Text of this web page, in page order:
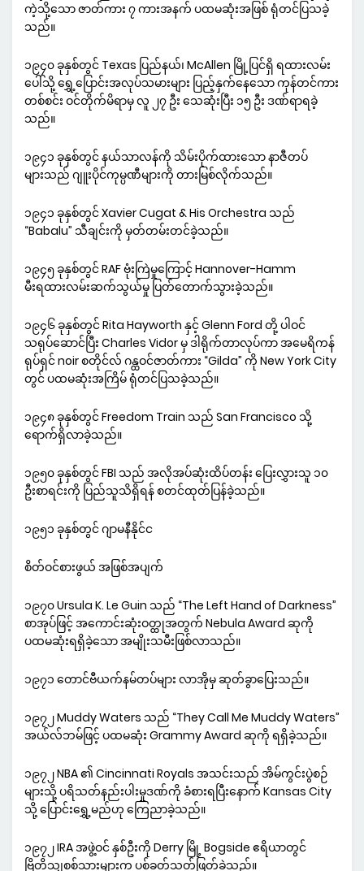
ကဲ့သို့သော ဇာတ်ကား ၇ ကားအနက် ပထမဆုံးအဖြစ် ရုံတင်ပြသခဲ့
သည်။
၁၉၄၀ ခုနှစ်တွင် Texas ပြည်နယ်၊ McAllen မြို့ပြင်ရှိ ရထားလမ်း
ပေါ်သို့ ရွှေ့ပြောင်းအလုပ်သမားများ ပြည့်နှက်နေသော ကုန်တင်ကား
တစ်စင်း ဝင်တိုက်မိရာမှ လူ ၂၇ ဦး သေဆုံးပြီး ၁၅ ဦး ဒဏ်ရာရခဲ့
သည်။
၁၉၄၁ ခုနှစ်တွင် နယ်သာလန်ကို သိမ်းပိုက်ထားသော နာဇီတပ်
များသည် ဂျူးပိုင်ကုမ္ပဏီများကို တားမြစ်လိုက်သည်။
၁၉၄၁ ခုနှစ်တွင် Xavier Cugat & His Orchestra သည်
“Babalu” သီချင်းကို မှတ်တမ်းတင်ခဲ့သည်။
၁၉၄၅ ခုနှစ်တွင် RAF ဗုံးကြဲမှုကြောင့် Hannover-Hamm
မီးရထားလမ်းဆက်သွယ်မှု ပြတ်တောက်သွားခဲ့သည်။
၁၉၄၆ ခုနှစ်တွင် Rita Hayworth နှင့် Glenn Ford တို့ ပါဝင်
သရုပ်ဆောင်ပြီး Charles Vidor မှ ဒါရိုက်တာလုပ်ကာ အမေရိကန်
ရုပ်ရှင် noir စတိုင်လ် ဂန္ထဝင်ဇာတ်ကား “Gilda” ကို New York City
တွင် ပထမဆုံးအကြိမ် ရုံတင်ပြသခဲ့သည်။
၁၉၄၈ ခုနှစ်တွင် Freedom Train သည် San Francisco သို့
ရောက်ရှိလာခဲ့သည်။
၁၉၅၀ ခုနှစ်တွင် FBI သည် အလိုအပ်ဆုံးထိပ်တန်း ပြေးလွှားသူ ၁၀
ဦးစာရင်းကို ပြည်သူသိရှိရန် စတင်ထုတ်ပြန်ခဲ့သည်။
၁၉၅၁ ခုနှစ်တွင် ဂျာမနီနိုင်င
စိတ်ဝင်စားဖွယ် အဖြစ်အပျက်
၁၉၇၀ Ursula K. Le Guin သည် “The Left Hand of Darkness”
စာအုပ်ဖြင့် အကောင်းဆုံးဝတ္ထုအတွက် Nebula Award ဆုကို
ပထမဆုံးရရှိခဲ့သော အမျိုးသမီးဖြစ်လာသည်။
၁၉၇၁ တောင်ဗီယက်နမ်တပ်များ လာအိုမှ ဆုတ်ခွာပြေးသည်။
၁၉၇၂ Muddy Waters သည် “They Call Me Muddy Waters”
အယ်လ်ဘမ်ဖြင့် ပထမဆုံး Grammy Award ဆုကို ရရှိခဲ့သည်။
၁၉၇၂ NBA ၏ Cincinnati Royals အသင်းသည် အိမ်ကွင်းပွဲစဉ်
များသို့ ပရိသတ်နည်းပါးမှုဒဏ်ကို ခံစားရပြီးနောက် Kansas City
သို့ ပြောင်းရွှေ့မည်ဟု ကြေညာခဲ့သည်။
၁၉၇၂ IRA အဖွဲ့ဝင် နှစ်ဦးကို Derry မြို့ Bogside ဧရိယာတွင်
ဗြိတိသျှစစ်သားများက ပစ်ခတ်သတ်ဖြတ်ခဲ့သည်။